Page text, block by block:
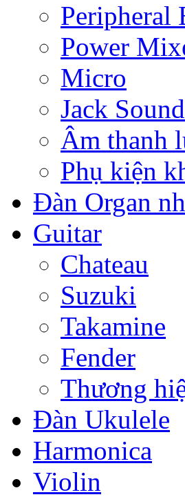
Peripheral
Power
Micro
Jack
Âm thanh
Phụ kiện
Đàn Organ
Guitar
Chateau
Suzuki
Takamine
Fender
Thương
Đàn Ukulele
Harmonica
Violin